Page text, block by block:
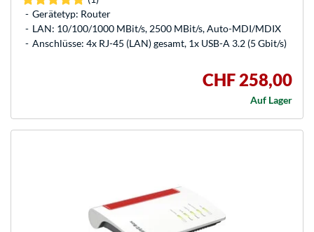
Gerätetyp: Router
LAN: 10/100/1000 MBit/s, 2500 MBit/s, Auto-MDI/MDIX
Anschlüsse: 4x RJ-45 (LAN) gesamt, 1x USB-A 3.2 (5 Gbit/s)
CHF 258,00
Auf Lager